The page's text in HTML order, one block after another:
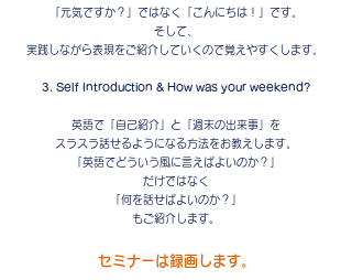
「元気ですか？」ではなく「こんにちは！」です。
そして、
実践しながら表現をご紹介していくので覚えやすくします。
3. Self Introduction & How was your weekend?
英語で「自己紹介」と「週末の出来事」を
スラスラ話せるようになる方法をお教えします。
「英語でどういう風に言えばよいのか？」
だけではなく
「何を話せばよいのか？」
もご紹介します。
セミナーは録画します。